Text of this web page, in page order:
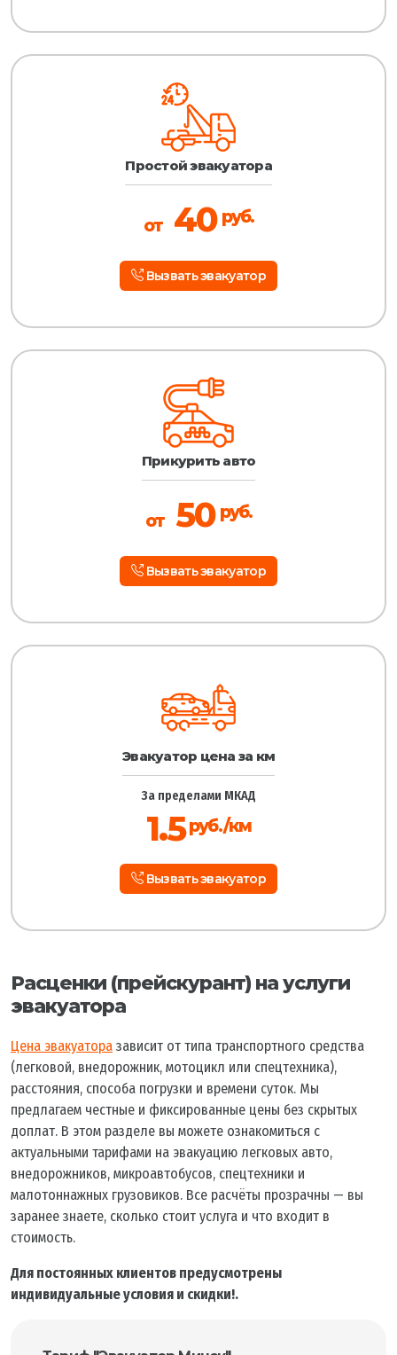
Простой эвакуатора
от 40 руб.
Вызвать эвакуатор
Прикурить авто
от 50 руб.
Вызвать эвакуатор
Эвакуатор цена за км
За пределами МКАД
1.5 руб./км
Вызвать эвакуатор
Расценки (прейскурант) на услуги
эвакуатора
Цена эвакуатора зависит от типа транспортного средства
(легковой, внедорожник, мотоцикл или спецтехника),
расстояния, способа погрузки и времени суток. Мы
предлагаем честные и фиксированные цены без скрытых
доплат. В этом разделе вы можете ознакомиться с
актуальными тарифами на эвакуацию легковых авто,
внедорожников, микроавтобусов, спецтехники и
малотоннажных грузовиков. Все расчёты прозрачны — вы
заранее знаете, сколько стоит услуга и что входит в
стоимость.
Для постоянных клиентов предусмотрены
индивидуальные условия и скидки!.